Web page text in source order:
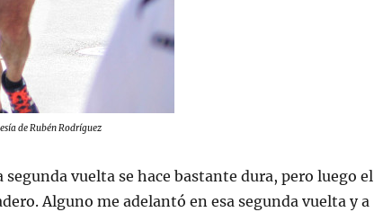
de Rubén Rodríguez
segunda vuelta se hace bastante dura, pero luego el
Alguno me adelantó en esa segunda vuelta y a